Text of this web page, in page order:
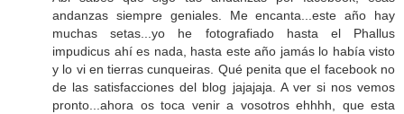
andanzas siempre geniales. Me encanta...este año hay
muchas setas...yo he fotografiado hasta el Phallus
impudicus ahí es nada, hasta este año jamás lo había visto
y lo vi en tierras cunqueiras. Qué penita que el facebook no
de las satisfacciones del blog jajajaja. A ver si nos vemos
pronto...ahora os toca venir a vosotros ehhhh, que esta